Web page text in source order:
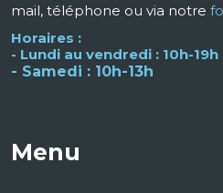
mail, téléphone ou via notre
Horaires :
- Lundi au vendredi : 10h-19h
- Samedi : 10h-13h
Menu